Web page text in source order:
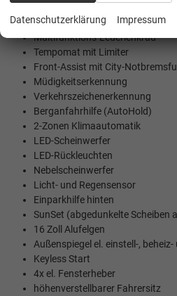
digital Cockpit mit 8''
Multifunktions-Lederlenkrad
Tempomat mit Limiter
Front-Assist mit City-
Müdigkeitserkennung
Verkehrszeichenerkennung
Berganfahrhilfe (AutoHold)
2-Zonen Klimaautomatik
LED-Scheinwerfer
LED-Rückleuchten
Nebelscheinwerfer
Licht- und Regensensor
Einparkhilfe hinten
SunSet (abgedunkelte Scheiben
16 Zoll Alufelgen
Außenspiegel el. einstell-,
Keyless Start
4x el. Fensterheber
höhenverstellbarer Fahrersitz
Datenschutzerklärung Impressum